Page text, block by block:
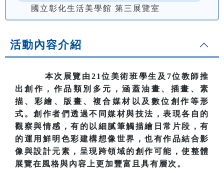
國立彰化生活美學館 第三展覽室
活動內容介紹
本次展覽由21位美術班學生及7位教師推
出創作，作品類別多元，涵蓋油畫、插畫、素
描、彩繪、版畫、複合媒材以及數位創作等形
式。創作者們透過不同媒材與技法，表現各自的
觀察與情感，有的以細膩筆觸描繪日常片段，有
的運用鮮明色彩建構想像世界，也有作品結合影
像與設計元素，呈現跨領域的創作可能，使整體
展覽在風格與內容上更加豐富且具有層次。